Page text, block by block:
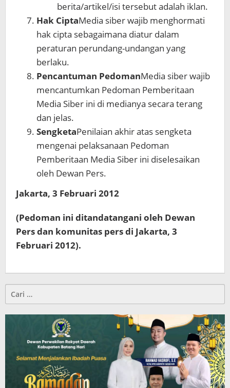
berita/artikel/isi tersebut adalah iklan.
Hak CiptaMedia siber wajib menghormati
hak cipta sebagaimana diatur dalam
peraturan perundang-undangan yang
berlaku.
Pencantuman PedomanMedia siber wajib
mencantumkan Pedoman Pemberitaan
Media Siber ini di medianya secara terang
dan jelas.
SengketaPenilaian akhir atas sengketa
mengenai pelaksanaan Pedoman
Pemberitaan Media Siber ini diselesaikan
oleh Dewan Pers.
Jakarta, 3 Februari 2012
(Pedoman ini ditandatangani oleh Dewan
Pers dan komunitas pers di Jakarta, 3
Februari 2012).
untuk: